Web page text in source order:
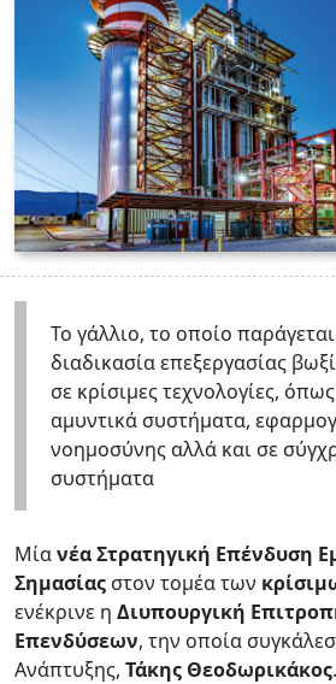
Το γάλλιο, το οποίο
διαδικασία επεξεργασίας
σε κρίσιμες τεχνολογίες,
αμυντικά συστήματα,
νοημοσύνης αλλά και σε
συστήματα
Μίανέα Στρατηγική Επένδυση
Σημασίας στον τομέα των
ενέκρινε η Διυπουργική
Επενδύσεων, την οποία
Ανάπτυξης, Τάκης Θεοδωρικάκος.